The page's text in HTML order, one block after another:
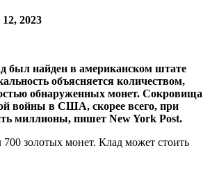
2023
был найден в американском штате
объясняется количеством,
обнаруженных монет. Сокровища
войны в США, скорее всего, при
миллионы, пишет New York Post.